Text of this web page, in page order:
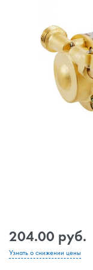
204.00 руб.
Узнать о снижении цены